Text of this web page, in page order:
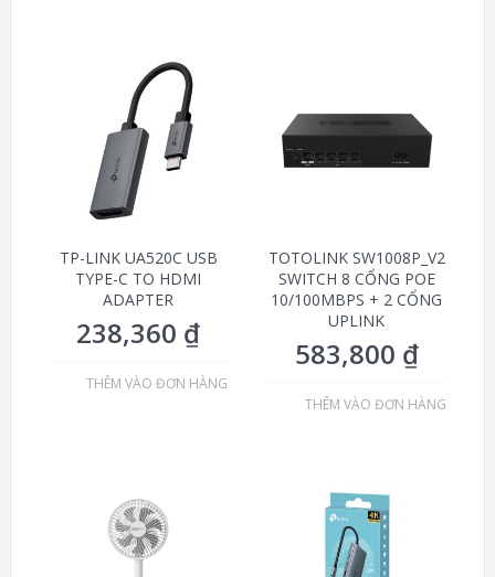
TP-LINK UA520C USB
TYPE-C TO HDMI
ADAPTER
238,360 ₫
THÊM VÀO ĐƠN HÀNG
TOTOLINK SW1008P_V2
SWITCH 8 CỔNG POE
10/100MBPS + 2 CỔNG
UPLINK
583,800 ₫
THÊM VÀO ĐƠN HÀNG